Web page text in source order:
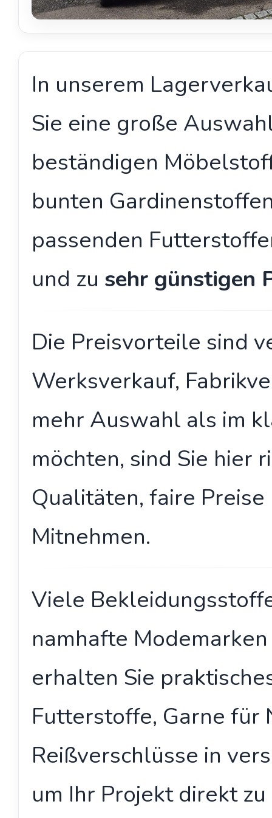
In unserem
Sie eine große
beständigen
bunten
passenden
und zu sehr günstigen
Die Preisvorteile sind
Werksverkauf,
mehr Auswahl als im
möchten, sind Sie hier
Qualitäten, faire
Mitnehmen.
Viele
namhafte
erhalten Sie
Futterstoffe, Garne für
Reißverschlüsse in
um Ihr Projekt direkt